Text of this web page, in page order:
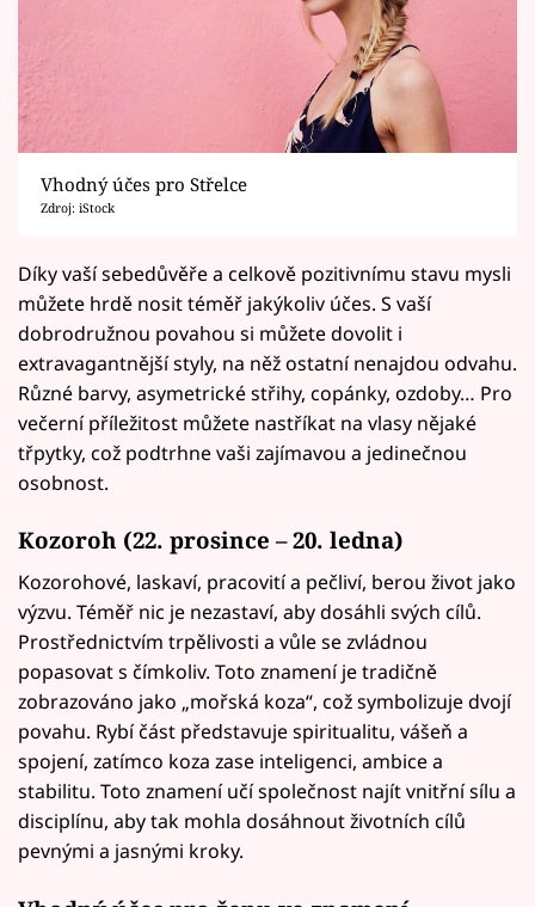
Vhodný účes pro Střelce
Zdroj: iStock
Díky vaší sebedůvěře a celkově pozitivnímu stavu mysli
můžete hrdě nosit téměř jakýkoliv účes. S vaší
dobrodružnou povahou si můžete dovolit i
extravagantnější styly, na něž ostatní nenajdou odvahu.
Různé barvy, asymetrické střihy, copánky, ozdoby… Pro
večerní příležitost můžete nastříkat na vlasy nějaké
třpytky, což podtrhne vaši zajímavou a jedinečnou
osobnost.
Kozoroh (22. prosince – 20. ledna)
Kozorohové, laskaví, pracovití a pečliví, berou život jako
výzvu. Téměř nic je nezastaví, aby dosáhli svých cílů.
Prostřednictvím trpělivosti a vůle se zvládnou
popasovat s čímkoliv. Toto znamení je tradičně
zobrazováno jako „mořská koza“, což symbolizuje dvojí
povahu. Rybí část představuje spiritualitu, vášeň a
spojení, zatímco koza zase inteligenci, ambice a
stabilitu. Toto znamení učí společnost najít vnitřní sílu a
disciplínu, aby tak mohla dosáhnout životních cílů
pevnými a jasnými kroky.